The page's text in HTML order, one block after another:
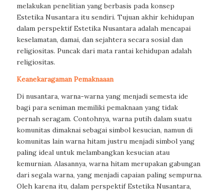
melakukan penelitian yang berbasis pada konsep
Estetika Nusantara itu sendiri. Tujuan akhir kehidupan
dalam perspektif Estetika Nusantara adalah mencapai
keselamatan, damai, dan sejahtera secara sosial dan
religiositas. Puncak dari mata rantai kehidupan adalah
religiositas.
Keanekaragaman Pemaknaaan
Di nusantara, warna-warna yang menjadi semesta ide
bagi para seniman memiliki pemaknaan yang tidak
pernah seragam. Contohnya, warna putih dalam suatu
komunitas dimaknai sebagai simbol kesucian, namun di
komunitas lain warna hitam justru menjadi simbol yang
paling ideal untuk melambangkan kesucian atau
kemurnian. Alasannya, warna hitam merupakan gabungan
dari segala warna, yang menjadi capaian paling sempurna.
Oleh karena itu, dalam perspektif Estetika Nusantara,